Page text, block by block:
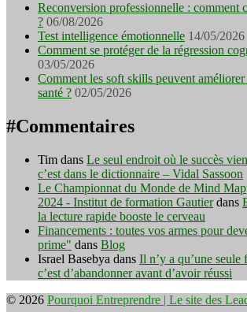
Reconversion professionnelle : comment
? 06/08/2026
Test intelligence émotionnelle 14/05/2026
Comment se protéger de la régression
03/05/2026
Comment les soft skills peuvent
santé ? 02/05/2026
#Commentaires
Tim dans Le seul endroit où le succès
c’est dans le dictionnaire – Vidal Sassoon
Le Championnat du Monde de Mind
2024 - Institut de formation Gautierdans
la lecture rapide booste le cerveau
Financements : toutes vos armes pour
prime" dans Blog
Israel Basebya dans Il n’y a qu’une seule
c’est d’abandonner avant d’avoir réussi
© 2026 Pourquoi Entreprendre | Le site des